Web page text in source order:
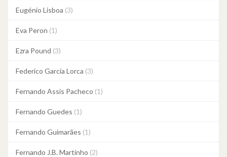
Eugénio Lisboa (3)
Eva Peron (1)
Ezra Pound (3)
Federico García Lorca (3)
Fernando Assis Pacheco (1)
Fernando Guedes (1)
Fernando Guimarães (1)
Fernando J.B. Martinho (2)